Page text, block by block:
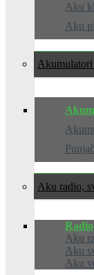
Aku
Aku
Akumulatori
Aku radio,
Aku
Aku
Aku